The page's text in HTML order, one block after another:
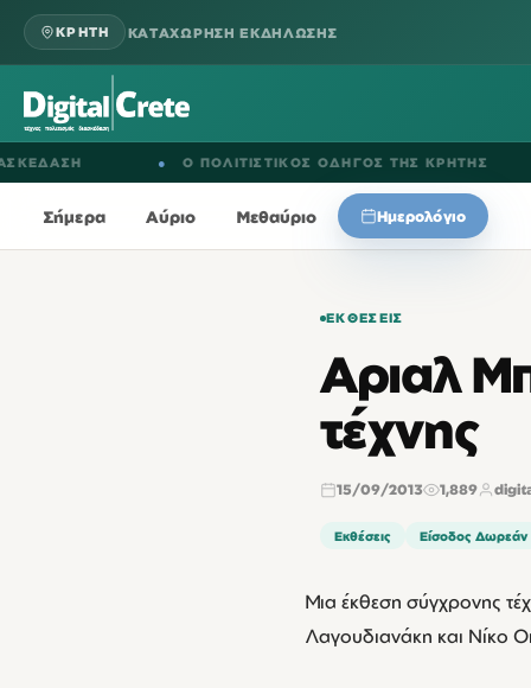
ΚΡΗΤΗ ΚΑΤΑΧΩΡΗΣΗ ΕΚΔΗΛΩΣΗΣ
Ο ΠΟΛΙΤΙΣΤΙΚΟΣ ΟΔΗΓΟΣ ΤΗΣ ΚΡΗΤΗΣ
Σήμερα Αύριο Μεθαύριο Ημερολόγιο
ΕΚΘΈΣΕΙΣ
Αριαλ
τέχνης
15/09/2013 1,889
Εκθέσεις Είσοδος Δωρεάν
Μια έκθεση σύγχρονης
Λαγουδιανάκη και Νίκο